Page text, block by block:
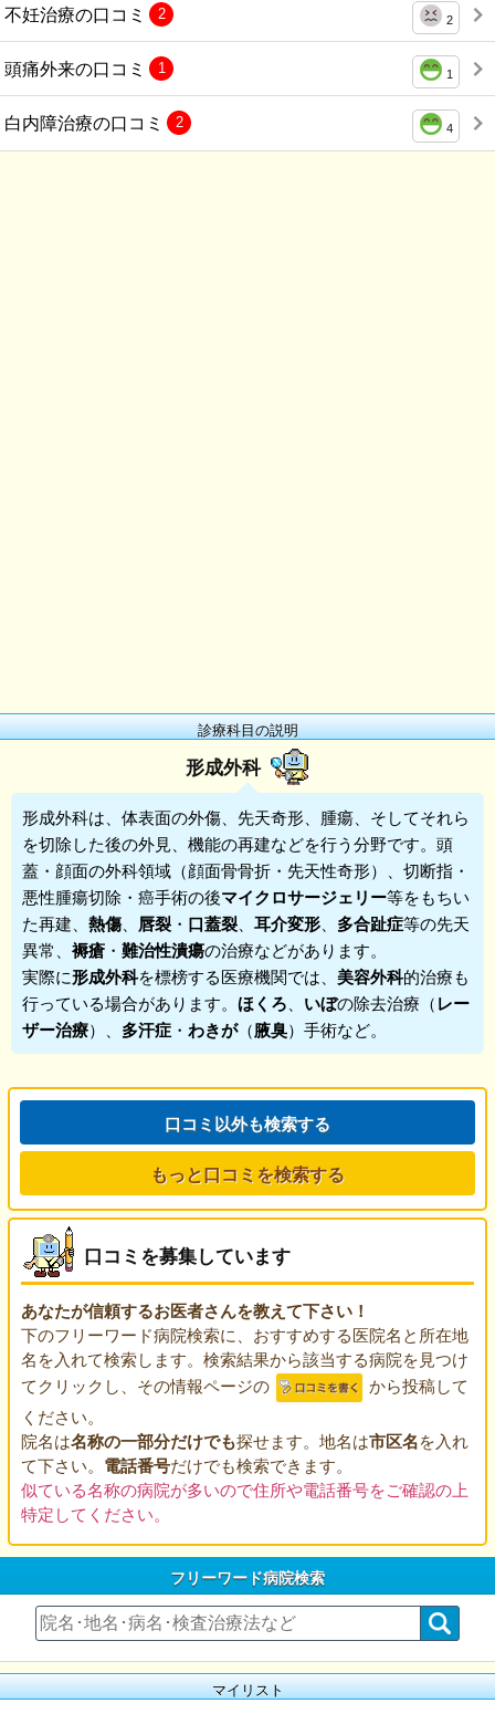
不妊治療の口コミ 2
2
頭痛外来の口コミ 1
1
白内障治療の口コミ 4
2
診療科目の説明
形成外科
形成外科は、体表面の外傷、先天奇形、腫瘍、そしてそれら
を切除した後の外見、機能の再建などを行う分野です。頭
蓋・顔面の外科領域（顔面骨骨折・先天性奇形）、切断指・
悪性腫瘍切除・癌手術の後マイクロサージェリー等をもちい
た再建、 熱傷 唇裂 ・ 口蓋裂 耳介変形 多合趾症等の先天
異常、 褥瘡 ・ 難治性潰瘍の治療などがあります。
実際に形成外科を標榜する医療機関では、 美容外科的治療も
行っている場合があります。 ほくろ いぼの除去治療（レー
ザー治療）、 多汗症 ・ わきが（腋臭）手術など。
口コミ以外も検索する
もっと口コミを検索する
口コミを募集しています
あなたが信頼するお医者さんを教えて下さい！
下のフリーワード病院検索に、おすすめする医院名と所在地
名を入れて検索します。検索結果から該当する病院を見つけ
てクリックし、その情報ページの
から投稿して
ください。
院名は名称の一部分だけでも探せます。地名は市区名を入れ
て下さい。 電話番号だけでも検索できます。
似ている名称の病院が多いので住所や電話番号をご確認の上
特定してください。
フリーワード病院検索
マイリスト